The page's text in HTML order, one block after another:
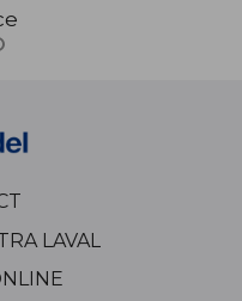
LAVAL